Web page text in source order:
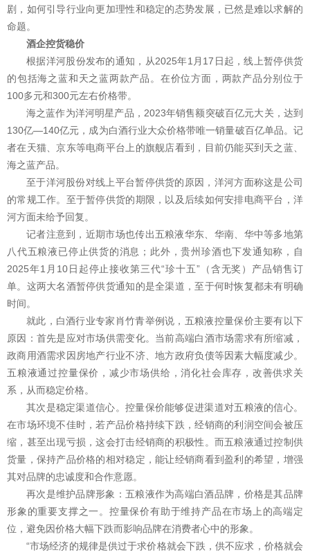
剧，如何引导行业向更加理性和稳定的态势发展，已然是难以求解的
命题。
酒企控货稳价
根据洋河股份发布的通知，从2025年1月17日起，线上暂停供货
的包括海之蓝和天之蓝两款产品。在价位方面，两款产品分别位于
100多元和300元左右价格带。
海之蓝作为洋河明星产品，2023年销售额突破百亿元大关，达到
130亿—140亿元，成为白酒行业大众价格带唯一销量破百亿单品。记
者在天猫、京东等电商平台上的旗舰店看到，目前仍能买到天之蓝、
海之蓝产品。
至于洋河股份对线上平台暂停供货的原因，洋河方面称这是公司
的常规工作。至于暂停供货的期限，以及后续如何安排电商平台，洋
河方面未给予回复。
记者注意到，近期市场也传出五粮液华东、华南、华中等多地第
八代五粮液已停止供货的消息；此外，贵州珍酒也下发通知称，自
2025年1月10日起停止接收第三代“珍十五”（含无奖）产品销售订
单。这两大名酒暂停供货通知的是全渠道，至于何时恢复都未有明确
时间。
就此，白酒行业专家肖竹青举例说，五粮液控量保价主要有以下
原因：首先是应对市场供需变化。当前高端白酒市场需求有所缩减，
政商用酒需求因房地产行业不济、地方政府负债等因素大幅度减少。
五粮液通过控量保价，减少市场供给，消化社会库存，改善供求关
系，从而稳定价格。
其次是稳定渠道信心。控量保价能够促进渠道对五粮液的信心。
在市场环境不佳时，若产品价格持续下跌，经销商的利润空间会被压
缩，甚至出现亏损，这会打击经销商的积极性。而五粮液通过控制供
货量，保持产品价格的相对稳定，能让经销商看到盈利的希望，增强
其对品牌的忠诚度和合作意愿。
再次是维护品牌形象：五粮液作为高端白酒品牌，价格是其品牌
形象的重要支撑之一。控量保价有助于维持产品在市场上的高端定
位，避免因价格大幅下跌而影响品牌在消费者心中的形象。
“市场经济的规律是供过于求价格就会下跌，供不应求，价格就会